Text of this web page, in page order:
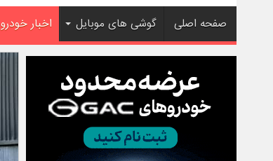
صفحه اصلی گوشی های موبایل اخبار خودرو